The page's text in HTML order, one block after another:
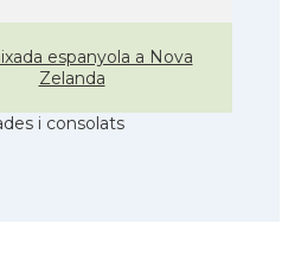
espanyola a Nova
Zelanda
i consolats